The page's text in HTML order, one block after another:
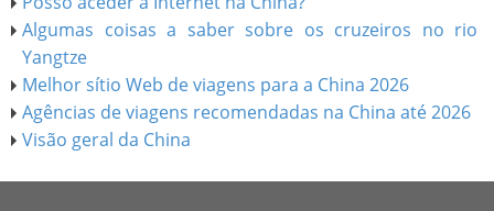
Algumas coisas a saber sobre os cruzeiros no rio
Yangtze
Melhor sítio Web de viagens para a China 2026
Agências de viagens recomendadas na China até 2026
Visão geral da China